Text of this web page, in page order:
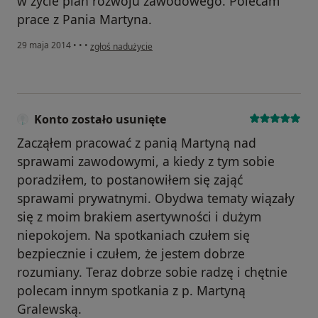
prace z Pania Martyna.
29 maja 2014 • • • w opinii użytkownika Zuzanna
zgłoś nadużycie
Konto zostało usunięte
Zacząłem pracować z panią Martyną nad
sprawami zawodowymi, a kiedy z tym sobie
poradziłem, to postanowiłem się zająć
sprawami prywatnymi. Obydwa tematy wiązały
się z moim brakiem asertywności i dużym
niepokojem. Na spotkaniach czułem się
bezpiecznie i czułem, że jestem dobrze
rozumiany. Teraz dobrze sobie radzę i chętnie
polecam innym spotkania z p. Martyną
Gralewską.